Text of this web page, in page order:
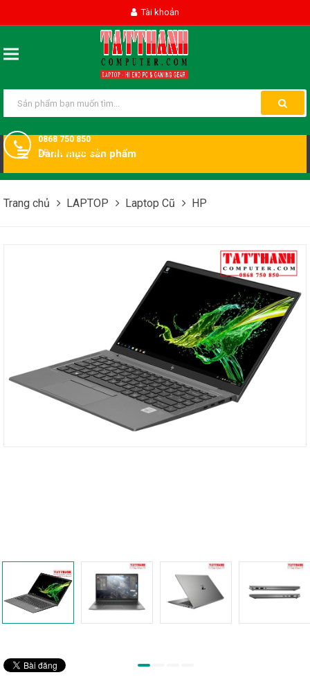
Tài khoản
0868 750 850
DĐ:0868750850
Danh mục sản phẩm
Trang chủ LAPTOP Laptop Cũ HP